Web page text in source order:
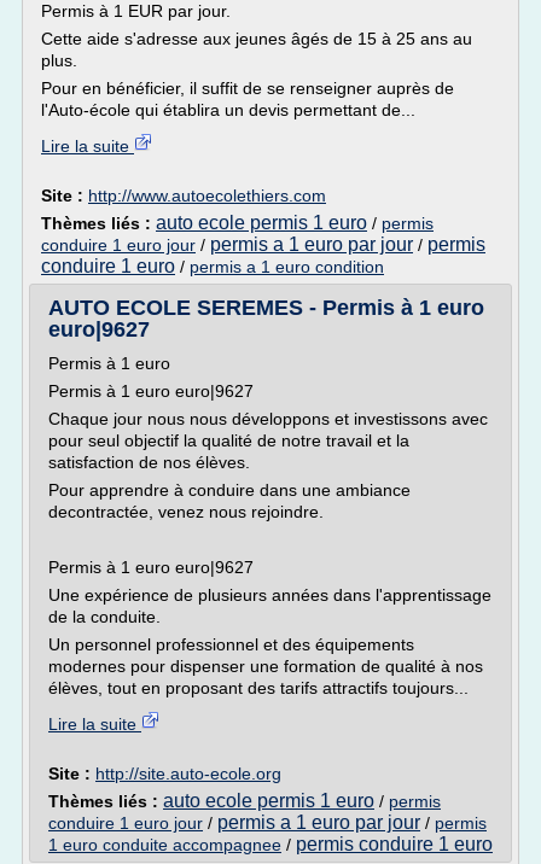
Permis à 1 EUR par jour.
Cette aide s'adresse aux jeunes âgés de 15 à 25 ans au
plus.
Pour en bénéficier, il suffit de se renseigner auprès de
l'Auto-école qui établira un devis permettant de...
Lire la suite
Site : http://www.autoecolethiers.com
Thèmes liés : auto ecole permis 1 euro / permis
conduire 1 euro jour / permis a 1 euro par jour / permis
conduire 1 euro / permis a 1 euro condition
AUTO ECOLE SEREMES - Permis à 1 euro
euro|9627
Permis à 1 euro
Permis à 1 euro euro|9627
Chaque jour nous nous développons et investissons avec
pour seul objectif la qualité de notre travail et la
satisfaction de nos élèves.
Pour apprendre à conduire dans une ambiance
decontractée, venez nous rejoindre.
Permis à 1 euro euro|9627
Une expérience de plusieurs années dans l'apprentissage
de la conduite.
Un personnel professionnel et des équipements
modernes pour dispenser une formation de qualité à nos
élèves, tout en proposant des tarifs attractifs toujours...
Lire la suite
Site : http://site.auto-ecole.org
Thèmes liés : auto ecole permis 1 euro / permis
conduire 1 euro jour / permis a 1 euro par jour / permis
1 euro conduite accompagnee / permis conduire 1 euro